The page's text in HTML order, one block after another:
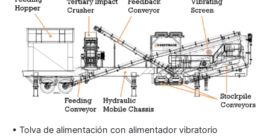
• Tolva de alimentación con alimentador vibratorio